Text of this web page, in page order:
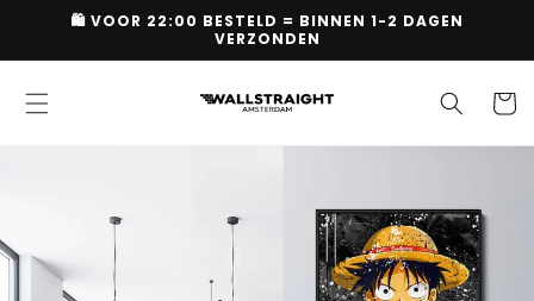
naar de
🛍 VOOR 22:00 BESTELD = BINNEN 1-2 DAGEN
VERZONDEN